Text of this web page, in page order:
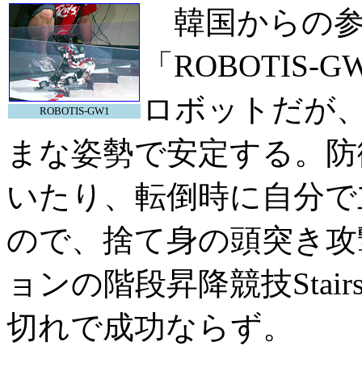
ROBOTIS-GW1
韓国からの
「ROBOTIS-
ロボットだが
まな姿勢で安定する。
いたり、転倒時に自分
ので、捨て身の頭突き
ョンの階段昇降競技
切れで成功ならず。